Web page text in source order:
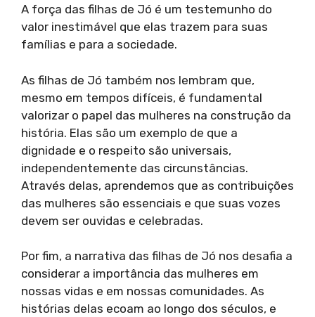
A força das filhas de Jó é um testemunho do
valor inestimável que elas trazem para suas
famílias e para a sociedade.
As filhas de Jó também nos lembram que,
mesmo em tempos difíceis, é fundamental
valorizar o papel das mulheres na construção da
história. Elas são um exemplo de que a
dignidade e o respeito são universais,
independentemente das circunstâncias.
Através delas, aprendemos que as contribuições
das mulheres são essenciais e que suas vozes
devem ser ouvidas e celebradas.
Por fim, a narrativa das filhas de Jó nos desafia a
considerar a importância das mulheres em
nossas vidas e em nossas comunidades. As
histórias delas ecoam ao longo dos séculos, e